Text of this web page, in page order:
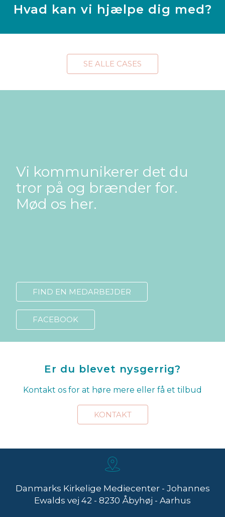
Hvad kan vi hjælpe dig med?
SE ALLE CASES
Vi kommunikerer det du
tror på og brænder for.
Mød os her.
FIND EN MEDARBEJDER
FACEBOOK
Er du blevet nysgerrig?
Kontakt os for at høre mere eller få et tilbud
KONTAKT
Danmarks Kirkelige Mediecenter - Johannes
Ewalds vej 42 - 8230 Åbyhøj - Aarhus